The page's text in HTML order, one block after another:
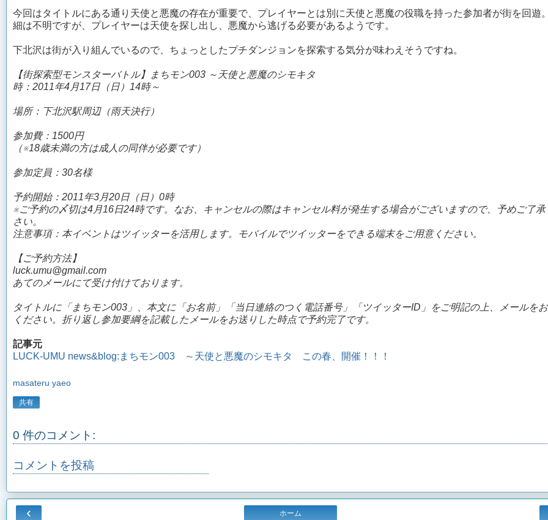
今回はタイトルにある通り天使と悪魔の存在が重要で、プレイヤーとは別に天使と悪魔の役職を持った参加者が街を回遊
細は不明ですが、プレイヤーは天使を探し出し、悪魔から逃げる必要があるようです。
下北沢は街が入り組んでいるので、ちょっとしたプチダンジョンを探索する気分が味わえそうですね。
【街探索型モンスターバトル】まちモン003 ～天使と悪魔のシモキタ
時：2011年4月17日（日）14時～
場所：下北沢駅周辺（雨天決行）
参加費：1500円
（※18歳未満の方は成人の同伴が必要です）
参加定員：30名様
予約開始：2011年3月20日（日）0時
※ご予約の〆切は4月16日24時です。なお、キャンセルの際はキャンセル料が発生する場合がございますので、予めご了承
さい。
注意事項：本イベントはツイッターを活用します。モバイルでツイッターをできる端末をご用意ください。
【ご予約方法】
luck.umu@gmail.com
あてのメールにて受け付けております。
タイトルに「まちモン003」、本文に「お名前」「当日連絡のつく電話番号」「ツイッターID」をご明記の上、メールを
ください。折り返し参加要綱を記載したメールをお送りした時点で予約完了です。
記事元
LUCK-UMU news&blog:まちモン003 ～天使と悪魔のシモキタ この春、開催！！！
masateru yaeo
共有
0 件のコメント:
コメントを投稿
‹ ホーム